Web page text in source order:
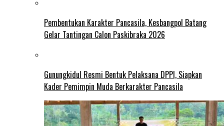
Pembentukan Karakter Pancasila, Kesbangpol Batang
Gelar Tantingan Calon Paskibraka 2026
Gunungkidul Resmi Bentuk Pelaksana DPPI, Siapkan
Kader Pemimpin Muda Berkarakter Pancasila